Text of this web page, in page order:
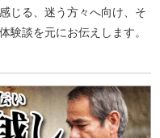
じる、迷う方々へ向け、そ
験談を元にお伝えします。